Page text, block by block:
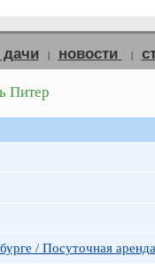
| новости |
Питер
/ Посуточная